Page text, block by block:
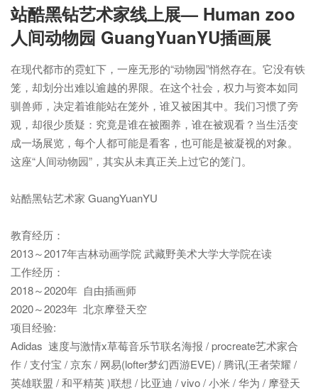
站酷黑钻艺术家线上展— Human zoo
人间动物园 GuangYuanYU插画展
在现代都市的霓虹下，一座无形的“动物园”悄然存在。它没有铁
笼，却划分出难以逾越的界限。在这个社会，权力与资本如同
驯兽师，决定着谁能站在笼外，谁又被困其中。我们习惯了旁
观，却很少质疑：究竟是谁在被圈养，谁在被观看？当生活变
成一场展览，每个人都可能是看客，也可能是被凝视的对象。
这座“人间动物园”，其实从未真正关上过它的笼门。
站酷黑钻艺术家 GuangYuanYU
教育经历：
2013～2017年吉林动画学院 武藏野美术大学大学院在读
工作经历：
2018～2020年  自由插画师
2020～2023年  北京摩登天空
项目经验:
Adidas  速度与激情x草莓音乐节联名海报 / procreate艺术家合
作 / 支付宝 / 京东 / 网易(lofter梦幻西游EVE) / 腾讯(王者荣耀 /
英雄联盟 / 和平精英 )联想 / 比亚迪 / vivo / 小米 / 华为 / 摩登天